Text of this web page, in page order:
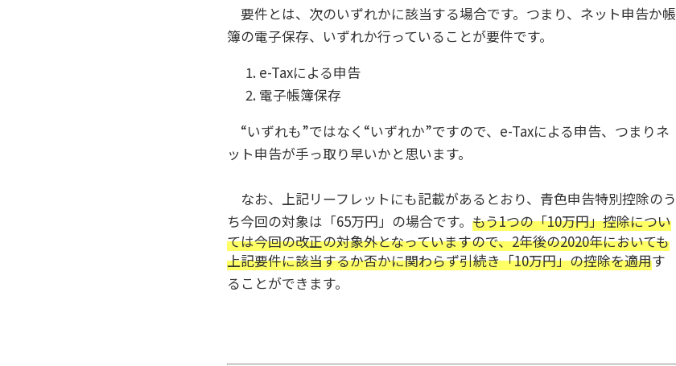
要件とは、次のいずれかに該当する場合です。つまり、ネット申告か帳
簿の電子保存、いずれか行っていることが要件です。
e-Taxによる申告
電子帳簿保存
“いずれも”ではなく“いずれか”ですので、e-Taxによる申告、つまりネ
ット申告が手っ取り早いかと思います。
なお、上記リーフレットにも記載があるとおり、青色申告特別控除のう
ち今回の対象は「65万円」の場合です。 もう1つの「10万円」控除につい
ては今回の改正の対象外となっていますので、2年後の2020年においても
上記要件に該当するか否かに関わらず引続き「10万円」の控除を適用す
ることができます。